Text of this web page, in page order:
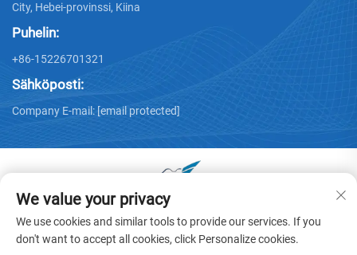
City, Hebei-provinssi, Kiina
Puhelin:
+86-15226701321
Sähköposti:
Company E-mail: [email protected]
Tekijänoikeus © 2025 Dongguang Huayu -kartonikonepaja Oy -
Tietosuojakäytäntö
We value your privacy
We use cookies and similar tools to provide our services. If you
don't want to accept all cookies, click Personalize cookies.